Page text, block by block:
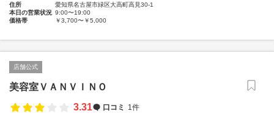
住所
愛知県名古屋市緑区大高町高見30-1
本日の営業状況 9:00〜19:00
価格帯
￥3,700〜￥5,000
店舗公式
美容室ＶＡＮＶＩＮＯ
3.31
口コミ 1件